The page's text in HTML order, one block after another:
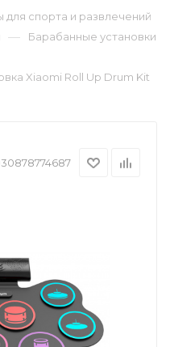
для спорта и развлечений
— Барабанные установки
Xiaomi Roll Up Drum Kit